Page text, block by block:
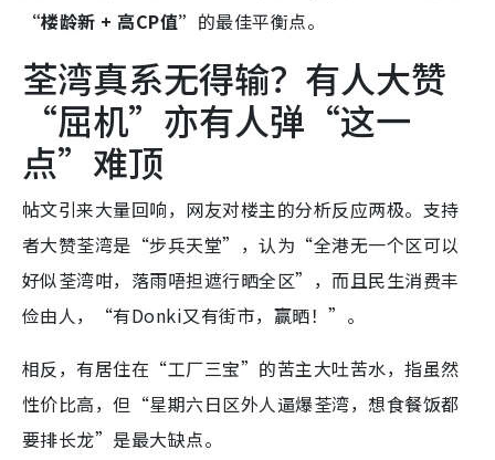
“楼龄新 + 高CP值” 的最佳平衡点。
荃湾真系无得输？有人大赞
“屈机”亦有人弹“这一
点”难顶
帖文引来大量回响，网友对楼主的分析反应两极。支持
者大赞荃湾是“步兵天堂”，认为“全港无一个区可以
好似荃湾咁，落雨唔担遮行晒全区”，而且民生消费丰
俭由人，“有Donki又有街市，赢晒！”。
相反，有居住在“工厂三宝”的苦主大吐苦水，指虽然
性价比高，但“星期六日区外人逼爆荃湾，想食餐饭都
要排长龙”是最大缺点。